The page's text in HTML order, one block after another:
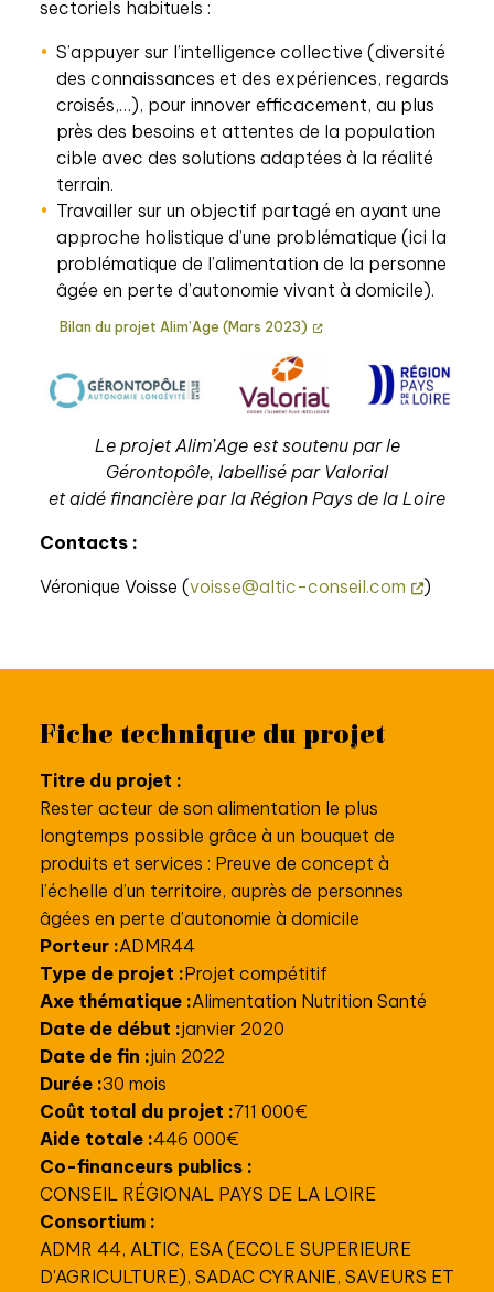
sectoriels habituels :
S’appuyer sur l’intelligence collective (diversité
des connaissances et des expériences, regards
croisés,…), pour innover efficacement, au plus
près des besoins et attentes de la population
cible avec des solutions adaptées à la réalité
terrain.
Travailler sur un objectif partagé en ayant une
approche holistique d’une problématique (ici la
problématique de l’alimentation de la personne
âgée en perte d’autonomie vivant à domicile).
Bilan du projet Alim’Age (Mars 2023)
Le projet Alim’Age est soutenu par le
Gérontopôle, labellisé par Valorial
et aidé financière par la Région Pays de la Loire
Contacts :
Véronique Voisse (voisse@altic-conseil.com )
Fiche technique du projet
Titre du projet :
Rester acteur de son alimentation le plus
longtemps possible grâce à un bouquet de
produits et services : Preuve de concept à
l’échelle d’un territoire, auprès de personnes
âgées en perte d’autonomie à domicile
Porteur :ADMR44
Type de projet :Projet compétitif
Axe thématique :Alimentation Nutrition Santé
Date de début :janvier 2020
Date de fin :juin 2022
Durée :30 mois
Coût total du projet :711 000€
Aide totale :446 000€
Co-financeurs publics :
CONSEIL RÉGIONAL PAYS DE LA LOIRE
Consortium :
ADMR 44, ALTIC, ESA (ECOLE SUPERIEURE
D'AGRICULTURE), SADAC CYRANIE, SAVEURS ET